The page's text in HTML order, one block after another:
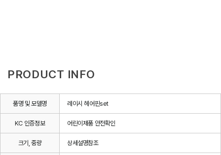
PRODUCT INFO
품명 및 모델명 레이시 헤어핀set
KC 인증정보 어린이제품 안전확인
크기, 중량 상세설명참조